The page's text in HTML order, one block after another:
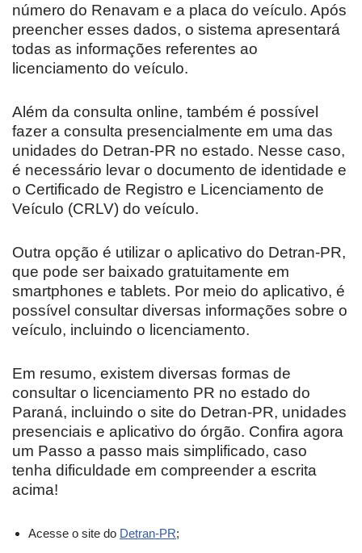
número do Renavam e a placa do veículo. Após
preencher esses dados, o sistema apresentará
todas as informações referentes ao
licenciamento do veículo.
Além da consulta online, também é possível
fazer a consulta presencialmente em uma das
unidades do Detran-PR no estado. Nesse caso,
é necessário levar o documento de identidade e
o Certificado de Registro e Licenciamento de
Veículo (CRLV) do veículo.
Outra opção é utilizar o aplicativo do Detran-PR,
que pode ser baixado gratuitamente em
smartphones e tablets. Por meio do aplicativo, é
possível consultar diversas informações sobre o
veículo, incluindo o licenciamento.
Em resumo, existem diversas formas de
consultar o licenciamento PR no estado do
Paraná, incluindo o site do Detran-PR, unidades
presenciais e aplicativo do órgão. Confira agora
um Passo a passo mais simplificado, caso
tenha dificuldade em compreender a escrita
acima!
Acesse o site do Detran-PR;